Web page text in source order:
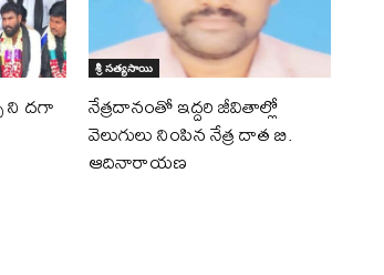
ని దగా
శ్రీ సత్యసాయి
నేత్రదానంతో ఇద్దరి జీవితాల్లో
వెలుగులు నింపిన నేత్ర దాత బి.
ఆదినారాయణ